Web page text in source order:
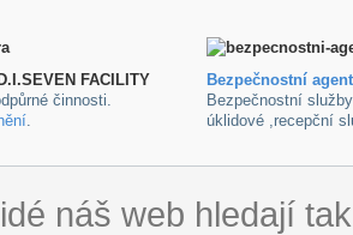
FACILITY
činnosti.
.
Bezpečnostní
Bezpečnostní
úklidové ,recepční
náš web hledají